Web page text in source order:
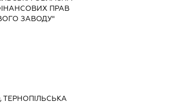
ПРАВ
ЗАВОДУ"
ТЕРНОПIЛЬСЬКА